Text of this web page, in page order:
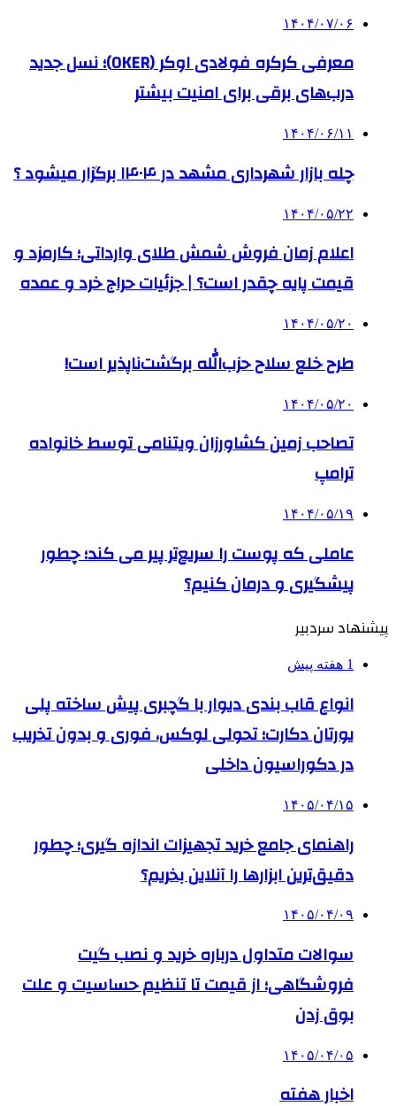
۱۴۰۴/۰۷/۰۶
معرفی کرکره فولادی اوکر (OKER)؛ نسل جدید
درب‌های برقی برای امنیت بیشتر
۱۴۰۴/۰۶/۱۱
چله بازار شهرداری مشهد در ۱۴۰۴ برگزار میشود ؟
۱۴۰۴/۰۵/۲۲
اعلام زمان فروش شمش طلای وارداتی؛ کارمزد و
قیمت پایه چقدر است؟ | جزئیات حراج خرد و عمده
۱۴۰۴/۰۵/۲۰
طرح خلع سلاح حزب‌الله برگشت‌ناپذیر است!
۱۴۰۴/۰۵/۲۰
تصاحب زمین کشاورزان ویتنامی توسط خانواده
ترامپ
۱۴۰۴/۰۵/۱۹
عاملی که پوست را سریع‌تر پیر می کند؛ چطور
پیشگیری و درمان کنیم؟
پیشنهاد سردبیر
1 هفته پیش
انواع قاب بندی دیوار با گچبری پیش ساخته پلی
یورتان دکارت؛ تحولی لوکس، فوری و بدون تخریب
در دکوراسیون داخلی
۱۴۰۵/۰۴/۱۵
راهنمای جامع خرید تجهیزات اندازه گیری؛ چطور
دقیق‌ترین ابزارها را آنلاین بخریم؟
۱۴۰۵/۰۴/۰۹
سوالات متداول درباره خرید و نصب گیت
فروشگاهی؛ از قیمت تا تنظیم حساسیت و علت
بوق زدن
۱۴۰۵/۰۴/۰۵
اخبار هفته